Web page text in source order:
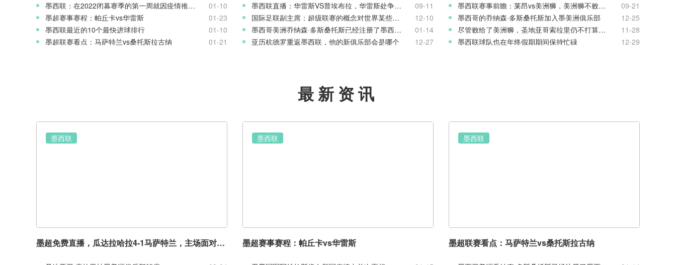
墨西联：在2022闭幕赛季的第一周就因疫情推迟了七场比赛
01-10
墨超赛事赛程：帕丘卡vs华雷斯
01-23
墨西联最近的10个最快进球排行
01-10
墨超联赛看点：马萨特兰vs桑托斯拉古纳
01-21
墨西联直播：华雷斯VS普埃布拉，华雷斯处争冠附加赛行列
09-11
国际足联副主席：超级联赛的概念对世界某些地区来说是一个好主意
12-10
墨西哥美洲乔纳森·多斯桑托斯已经注册了墨西联联赛
01-14
亚历杭德罗重返墨西联，他的新俱乐部会是哪个
12-27
墨西联赛事前瞻：莱昂vs美洲狮，美洲狮不败金身要破灭了吗？
09-21
墨西哥的乔纳森·多斯桑托斯加入墨美洲俱乐部
12-25
尽管败给了美洲狮，圣地亚哥索拉里仍不打算辞职
11-28
墨西联球队也在年终假期期间保持忙碌
12-29
最新资讯
墨西联
墨超免费直播，瓜达拉哈拉4-1马萨特兰，主场面对弱旅有很足的战斗力
墨西联
墨超赛事赛程：帕丘卡vs华雷斯
墨西联
墨超联赛看点：马萨特兰vs桑托斯拉古纳